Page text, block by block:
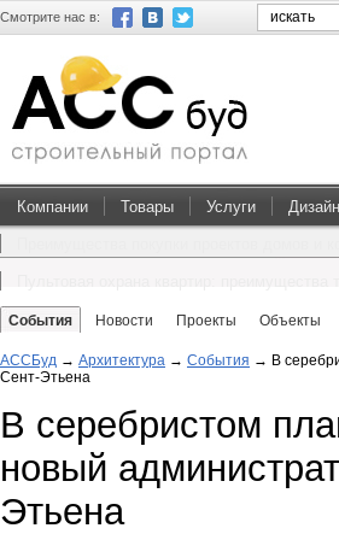
Смотрите нас в:
Компании Товары Услуги
События Новости Проекты Объекты
АССБуд → Архитектура → События → В
Сент-Этьена
В серебристом
новый
Этьена